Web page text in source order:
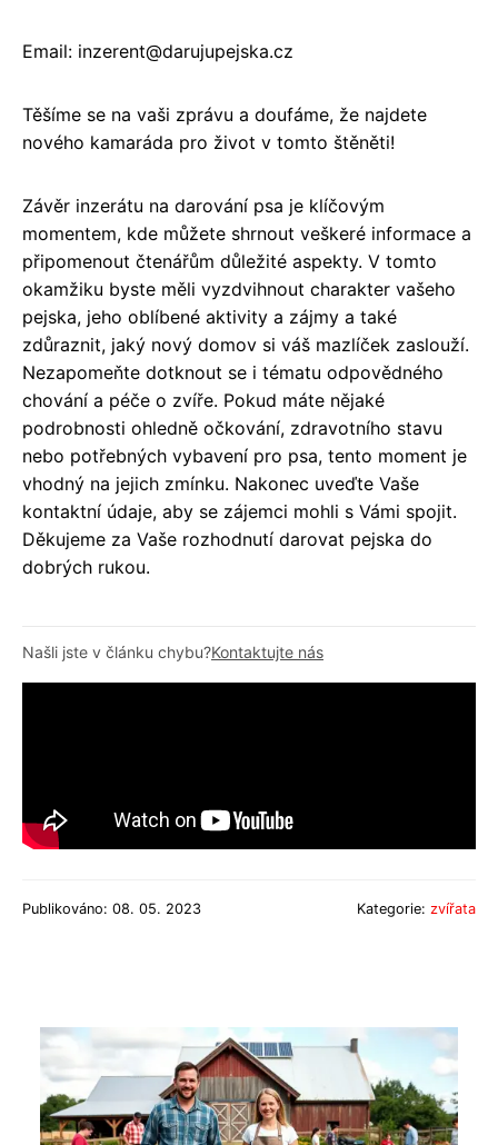
Email: inzerent@darujupejska.cz
Těšíme se na vaši zprávu a doufáme, že najdete
nového kamaráda pro život v tomto štěněti!
Závěr inzerátu na darování psa je klíčovým
momentem, kde můžete shrnout veškeré informace a
připomenout čtenářům důležité aspekty. V tomto
okamžiku byste měli vyzdvihnout charakter vašeho
pejska, jeho oblíbené aktivity a zájmy a také
zdůraznit, jaký nový domov si váš mazlíček zaslouží.
Nezapomeňte dotknout se i tématu odpovědného
chování a péče o zvíře. Pokud máte nějaké
podrobnosti ohledně očkování, zdravotního stavu
nebo potřebných vybavení pro psa, tento moment je
vhodný na jejich zmínku. Nakonec uveďte Vaše
kontaktní údaje, aby se zájemci mohli s Vámi spojit.
Děkujeme za Vaše rozhodnutí darovat pejska do
dobrých rukou.
Našli jste v článku chybu?Kontaktujte nás
Publikováno: 08. 05. 2023 Kategorie: zvířata